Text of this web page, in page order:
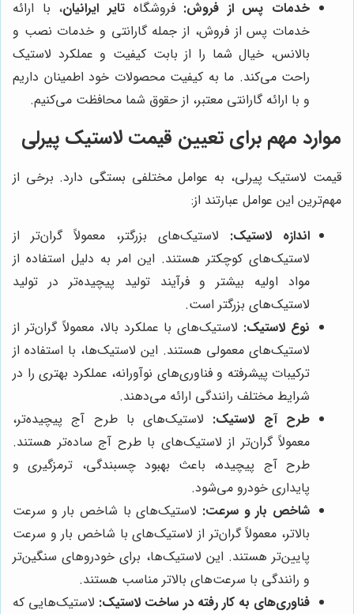
خدمات پس از فروش: فروشگاهتایر ایرانیان، با ارائه
خدمات پس از فروش، از جمله گارانتی و خدمات نصب و
بالانس، خیال شما را از بابت کیفیت و عملکرد لاستیک
راحت می‌کند. ما به کیفیت محصولات خود اطمینان داریم
و با ارائه گارانتی معتبر، از حقوق شما محافظت می‌کنیم.
موارد مهم برای تعیین قیمت لاستیک پیرلی
قیمت لاستیک پیرلی، به عوامل مختلفی بستگی دارد. برخی از
مهم‌ترین این عوامل عبارتند از:
اندازه لاستیک: لاستیک‌های بزرگتر، معمولاً گران‌تر از
لاستیک‌های کوچکتر هستند. این امر به دلیل استفاده از
مواد اولیه بیشتر و فرآیند تولید پیچیده‌تر در تولید
لاستیک‌های بزرگتر است.
نوع لاستیک: لاستیک‌های با عملکرد بالا، معمولاً گران‌تر از
لاستیک‌های معمولی هستند. این لاستیک‌ها، با استفاده از
ترکیبات پیشرفته و فناوری‌های نوآورانه، عملکرد بهتری را در
شرایط مختلف رانندگی ارائه می‌دهند.
طرح آج لاستیک: لاستیک‌های با طرح آج پیچیده‌تر،
معمولاً گران‌تر از لاستیک‌های با طرح آج ساده‌تر هستند.
طرح آج پیچیده، باعث بهبود چسبندگی، ترمزگیری و
پایداری خودرو می‌شود.
شاخص بار و سرعت: لاستیک‌های با شاخص بار و سرعت
بالاتر، معمولاً گران‌تر از لاستیک‌های با شاخص بار و سرعت
پایین‌تر هستند. این لاستیک‌ها، برای خودروهای سنگین‌تر
و رانندگی با سرعت‌های بالاتر مناسب هستند.
فناوری‌های به کار رفته در ساخت لاستیک: لاستیک‌هایی که